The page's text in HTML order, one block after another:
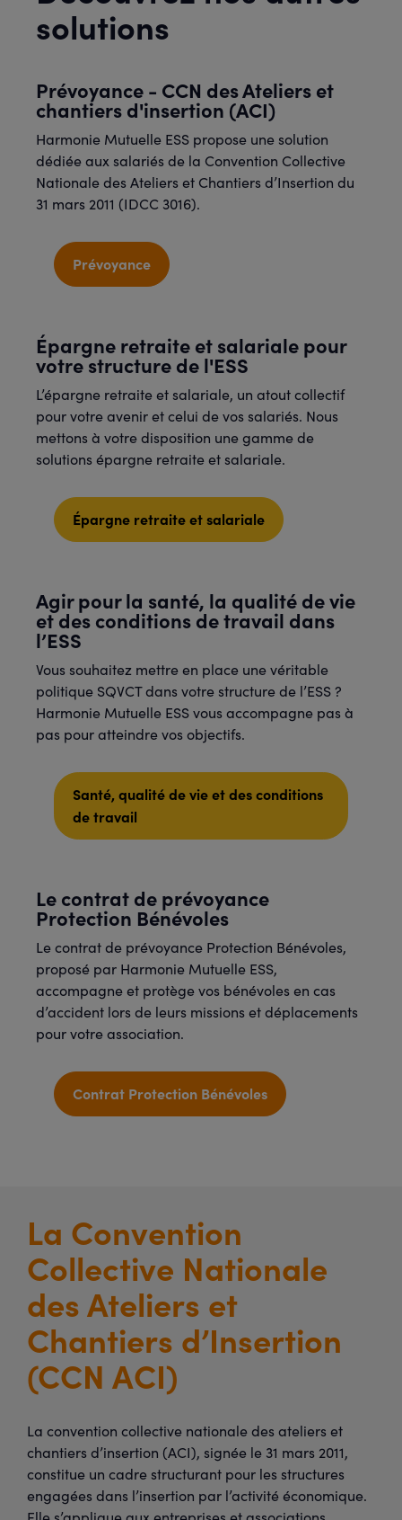
solutions
Prévoyance - CCN des Ateliers et
chantiers d'insertion (ACI)
Harmonie Mutuelle ESS propose une solution
dédiée aux salariés de la Convention Collective
Nationale des Ateliers et Chantiers d’Insertion du
31 mars 2011 (IDCC 3016).
Prévoyance
Épargne retraite et salariale pour
votre structure de l'ESS
L’épargne retraite et salariale, un atout collectif
pour votre avenir et celui de vos salariés. Nous
mettons à votre disposition une gamme de
solutions épargne retraite et salariale.
Épargne retraite et salariale
Agir pour la santé, la qualité de vie
et des conditions de travail dans
l’ESS
Vous souhaitez mettre en place une véritable
politique SQVCT dans votre structure de l’ESS ?
Harmonie Mutuelle ESS vous accompagne pas à
pas pour atteindre vos objectifs.
Santé, qualité de vie et des conditions
de travail
Le contrat de prévoyance
Protection Bénévoles
Le contrat de prévoyance Protection Bénévoles,
proposé par Harmonie Mutuelle ESS,
accompagne et protège vos bénévoles en cas
d’accident lors de leurs missions et déplacements
pour votre association.
Contrat Protection Bénévoles
La Convention
Collective Nationale
des Ateliers et
Chantiers d’Insertion
(CCN ACI)
La convention collective nationale des ateliers et
chantiers d’insertion (ACI), signée le 31 mars 2011,
constitue un cadre structurant pour les structures
engagées dans l’insertion par l’activité économique.